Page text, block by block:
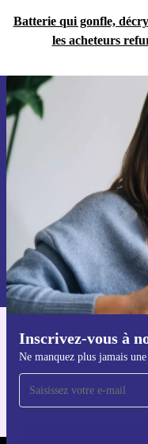
Batterie qui gonfle,
les acheteurs
Inscrivez-vous à
Ne manquez plus jamais
par mail
Ne
Retrouvez les informations
dans notre
politique de
Pour iOS